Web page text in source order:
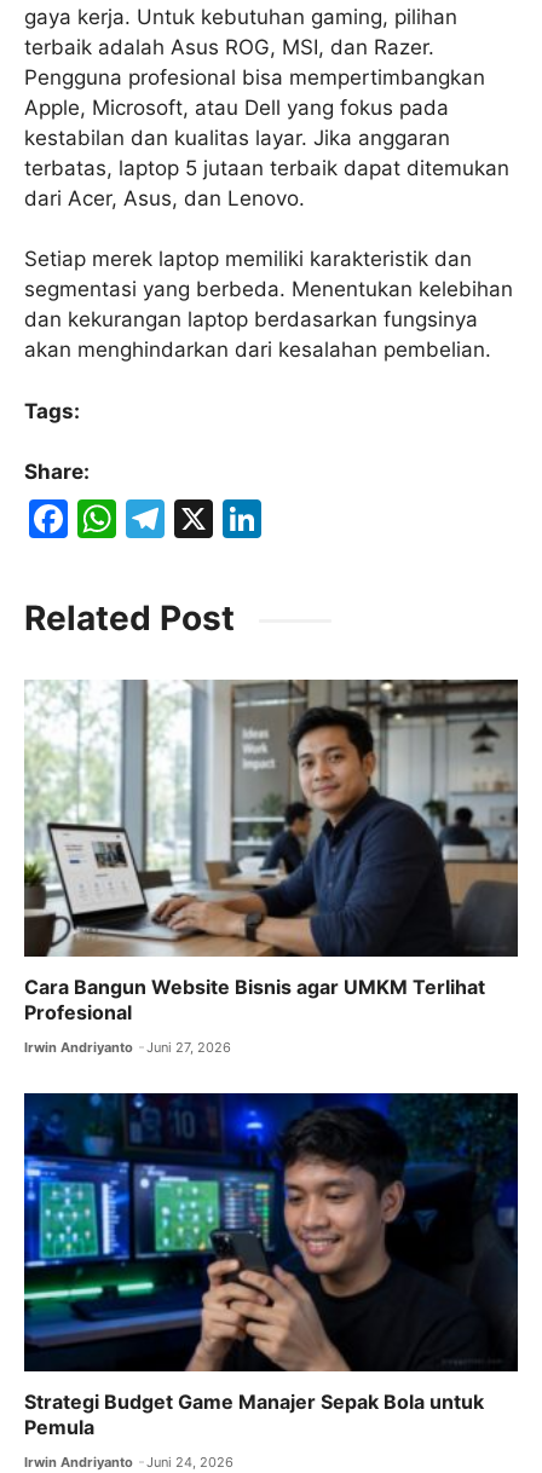
gaya kerja. Untuk kebutuhan gaming, pilihan
terbaik adalah Asus ROG, MSI, dan Razer.
Pengguna profesional bisa mempertimbangkan
Apple, Microsoft, atau Dell yang fokus pada
kestabilan dan kualitas layar. Jika anggaran
terbatas, laptop 5 jutaan terbaik dapat ditemukan
dari Acer, Asus, dan Lenovo.
Setiap merek laptop memiliki karakteristik dan
segmentasi yang berbeda. Menentukan kelebihan
dan kekurangan laptop berdasarkan fungsinya
akan menghindarkan dari kesalahan pembelian.
Tags:
Share:
F
c
e
b
o
o
k
W
at
s
A
p
p
T
e
gr
a
m
X
dI
n
Related Post
Cara Bangun Website Bisnis agar UMKM Terlihat
Profesional
Irwin Andriyanto Juni 27, 2026
Strategi Budget Game Manajer Sepak Bola untuk
Pemula
Irwin Andriyanto Juni 24, 2026